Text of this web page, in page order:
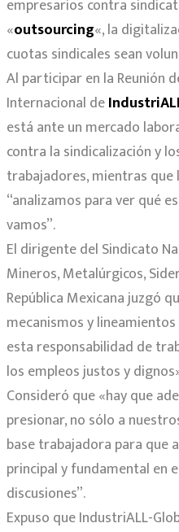
empresarios contra
«outsourcing«, la
cuotas sindicales sean
Al participar en la Reunión
Internacional de
está ante un mercado
contra la sindicalización y
trabajadores, mientras
“analizamos para ver qué
vamos”.
El dirigente del Sindicato
Mineros, Metalúrgicos,
República Mexicana juzgó
mecanismos y
esta responsabilidad de
los empleos justos y
Consideró que «hay que
presionar, no sólo a
base trabajadora para que
principal y fundamental en
discusiones”.
Expuso que IndustriALL-